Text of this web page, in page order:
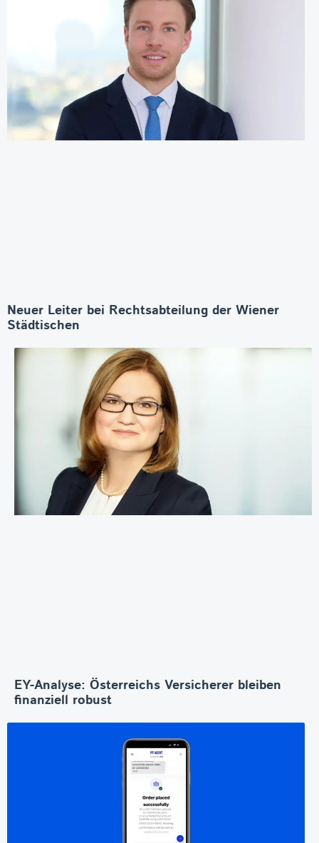
Neuer Leiter bei Rechtsabteilung der Wiener
Städtischen
EY-Analyse: Österreichs Versicherer bleiben
finanziell robust